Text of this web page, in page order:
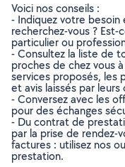
Voici nos conseils :
- Indiquez votre besoin
recherchez-vous ?
particulier ou
- Consultez la liste de
proches de chez vous
services proposés, les
et avis laissés par leurs
- Conversez avec les
pour des échanges
- Du contrat de
par la prise de rendez-
factures : utilisez nos
prestation.